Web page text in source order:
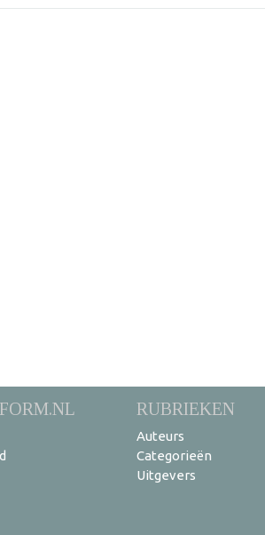
RUBRIEKEN
Auteurs
Categorieën
Uitgevers